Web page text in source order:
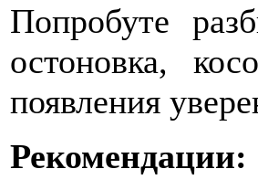
Попробуте
остоновка,
появления
Рекомендации: